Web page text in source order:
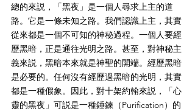
總的來説，「黑夜」是一個人尋求上主的道
路。它是一條未知之路。我們認識上主，其實
從來都是一個不可知的神秘過程。一個人要經
歷黑暗，正是通往光明之路。甚至，對神秘主
義來説，黑暗本來就是神聖的開端。經歷黑暗
是必要的。任何沒有經歷過黑暗的光明，其實
都是一種假象。因此，對十架約翰來説，「心
靈的黑夜」可説是一種錘鍊（Purification）的